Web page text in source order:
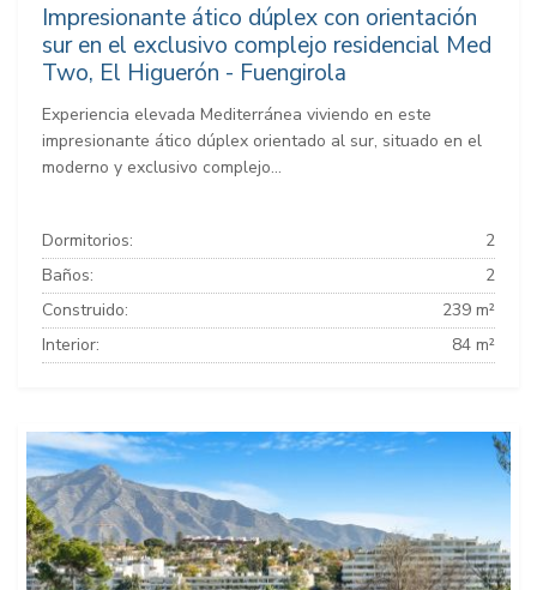
Impresionante ático dúplex con orientación
sur en el exclusivo complejo residencial Med
Two, El Higuerón - Fuengirola
Experiencia elevada Mediterránea viviendo en este
impresionante ático dúplex orientado al sur, situado en el
moderno y exclusivo complejo...
Dormitorios:
2
Baños:
2
Construido:
239 m²
Interior:
84 m²